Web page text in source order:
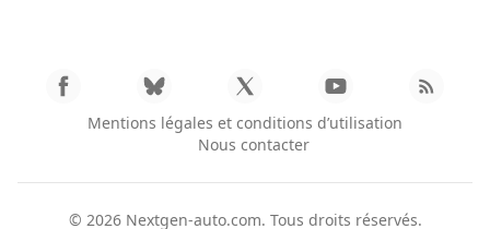
Mentions légales et conditions d’utilisation
Nous contacter
© 2026 Nextgen-auto.com. Tous droits réservés.